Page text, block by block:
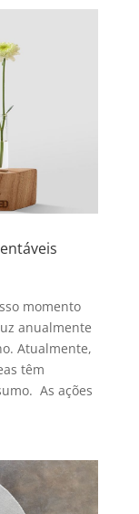
momento
anualmente
Atualmente,
têm
As ações